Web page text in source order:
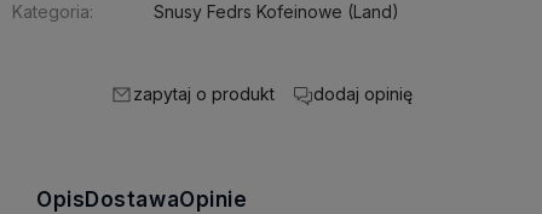
Kategoria:
Snusy Fedrs Kofeinowe (Land)
zapytaj o produkt dodaj opinię
Opis DostawaOpinie